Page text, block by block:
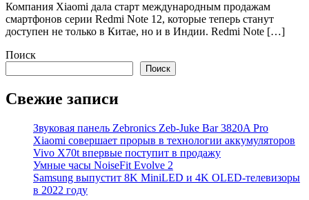
Компания Xiaomi дала старт международным продажам
смартфонов серии Redmi Note 12, которые теперь станут
доступен не только в Китае, но и в Индии. Redmi Note […]
Поиск
Поиск
Свежие записи
Звуковая панель Zebronics Zeb-Juke Bar 3820A Pro
Xiaomi совершает прорыв в технологии аккумуляторов
Vivo X70t впервые поступит в продажу
Умные часы NoiseFit Evolve 2
Samsung выпустит 8K MiniLED и 4K OLED-телевизоры
в 2022 году